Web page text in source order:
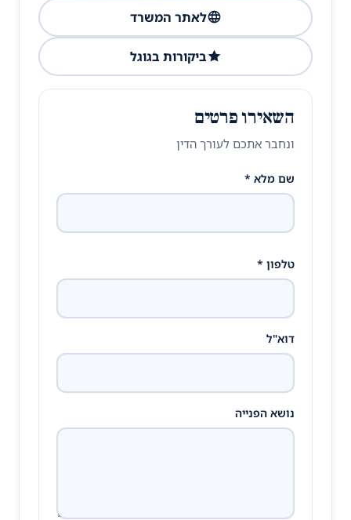
לאתר המשרד
ביקורות בגוגל
השאירו פרטים
ונחבר אתכם לעורך הדין
שם מלא *
טלפון *
דוא"ל
נושא הפנייה